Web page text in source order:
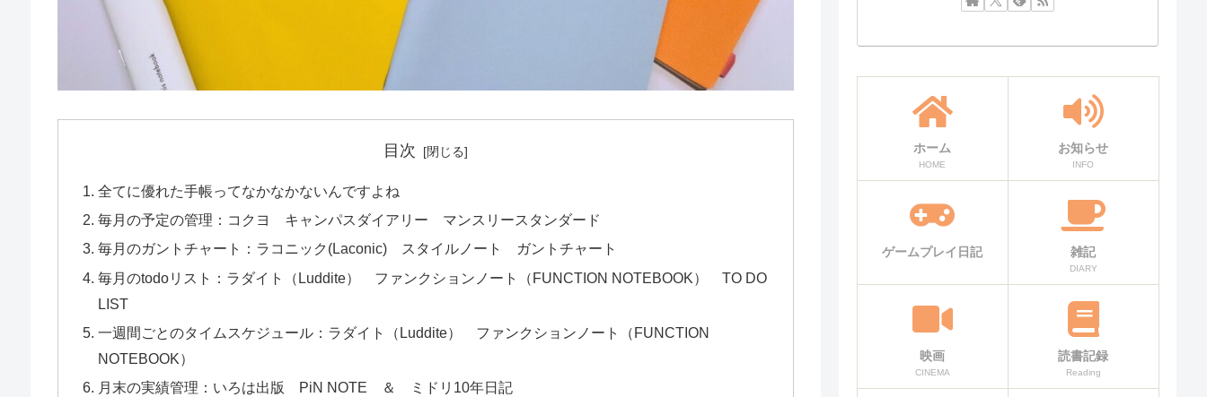
目次
全てに優れた手帳ってなかなかないんですよね
毎月の予定の管理：コクヨ キャンパスダイアリー マンスリースタンダード
毎月のガントチャート：ラコニック(Laconic) スタイルノート ガントチャート
毎月のtodoリスト：ラダイト（Luddite） ファンクションノート（FUNCTION NOTEBOOK） TO DO
LIST
一週間ごとのタイムスケジュール：ラダイト（Luddite） ファンクションノート（FUNCTION
NOTEBOOK）
月末の実績管理：いろは出版 PiN NOTE ＆ ミドリ10年日記
ホーム
HOME
お知らせ
INFO
ゲームプレイ日記 雑記
DIARY
映画
CINEMA
読書記録
Reading